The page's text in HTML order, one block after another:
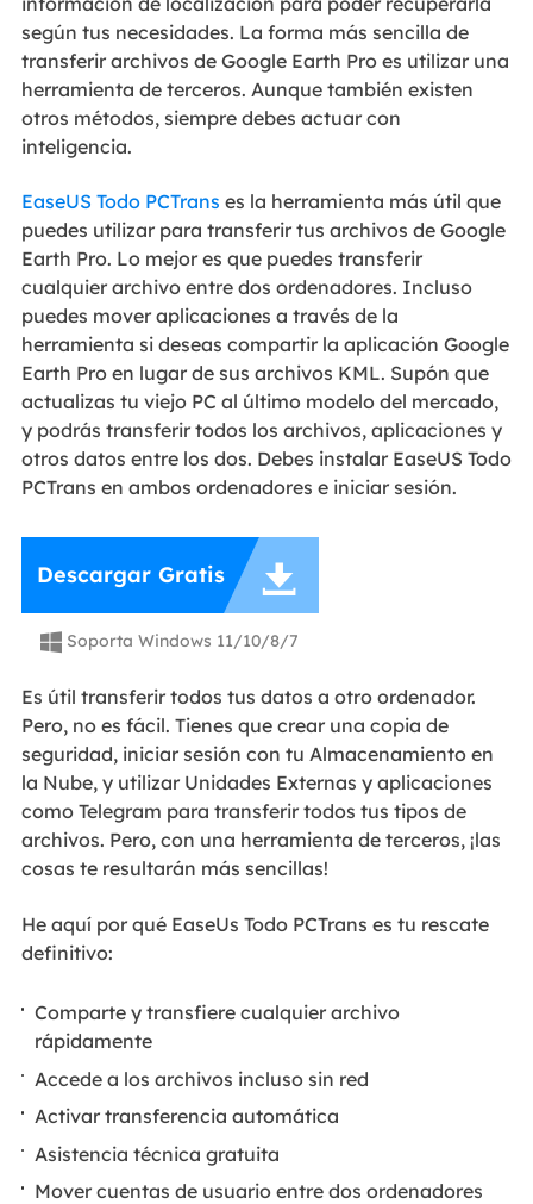
según tus necesidades. La forma más sencilla de
transferir archivos de Google Earth Pro es utilizar una
herramienta de terceros. Aunque también existen
otros métodos, siempre debes actuar con
inteligencia.
EaseUS Todo PCTrans es la herramienta más útil que
puedes utilizar para transferir tus archivos de Google
Earth Pro. Lo mejor es que puedes transferir
cualquier archivo entre dos ordenadores. Incluso
puedes mover aplicaciones a través de la
herramienta si deseas compartir la aplicación Google
Earth Pro en lugar de sus archivos KML. Supón que
actualizas tu viejo PC al último modelo del mercado,
y podrás transferir todos los archivos, aplicaciones y
otros datos entre los dos. Debes instalar EaseUS Todo
PCTrans en ambos ordenadores e iniciar sesión.
Descargar Gratis 
 Soporta Windows 11/10/8/7
Es útil transferir todos tus datos a otro ordenador.
Pero, no es fácil. Tienes que crear una copia de
seguridad, iniciar sesión con tu Almacenamiento en
la Nube, y utilizar Unidades Externas y aplicaciones
como Telegram para transferir todos tus tipos de
archivos. Pero, con una herramienta de terceros, ¡las
cosas te resultarán más sencillas!
He aquí por qué EaseUs Todo PCTrans es tu rescate
definitivo:
Comparte y transfiere cualquier archivo
rápidamente
Accede a los archivos incluso sin red
Activar transferencia automática
Asistencia técnica gratuita
Mover cuentas de usuario entre dos ordenadores